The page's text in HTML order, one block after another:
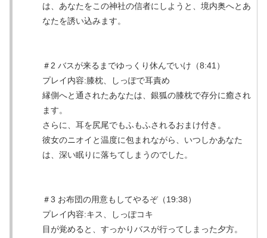
は、あなたをこの神社の信者にしようと、境内奥へとあ
なたを誘い込みます。
＃2 バスが来るまでゆっくり休んでいけ（8:41）
プレイ内容:膝枕、しっぽで耳責め
縁側へと通されたあなたは、銀狐の膝枕で存分に癒され
ます。
さらに、耳を尻尾でもふもふされるおまけ付き。
彼女のニオイと温度に包まれながら、いつしかあなた
は、深い眠りに落ちてしまうのでした。
＃3 お布団の用意もしてやるぞ（19:38）
プレイ内容:キス、しっぽコキ
目が覚めると、すっかりバスが行ってしまった夕方。